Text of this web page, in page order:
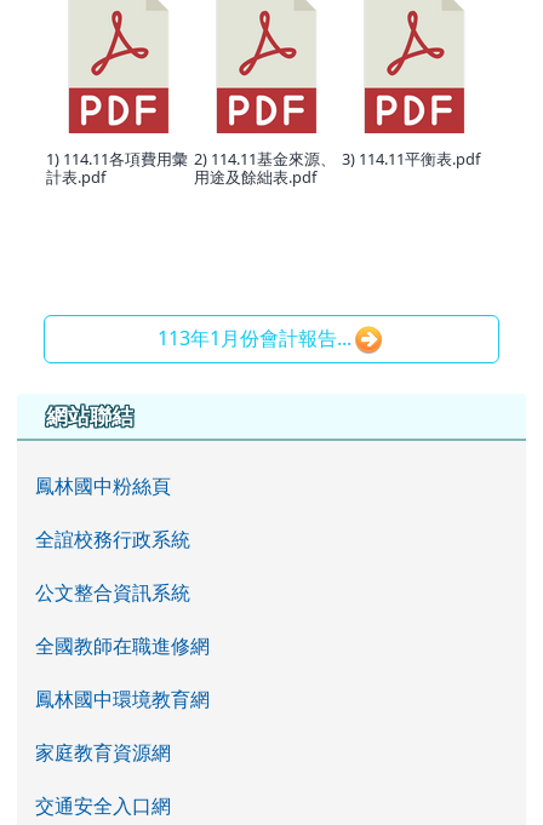
1) 114.11各項費用彙
計表.pdf
2) 114.11基金來源、
用途及餘絀表.pdf
3) 114.11平衡表.pdf
113年1月份會計報告...
左邊區域內容
網站聯結
鳳林國中粉絲頁
全誼校務行政系統
公文整合資訊系統
全國教師在職進修網
鳳林國中環境教育網
家庭教育資源網
交通安全入口網